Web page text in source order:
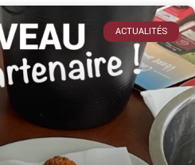
ACTUALITÉS